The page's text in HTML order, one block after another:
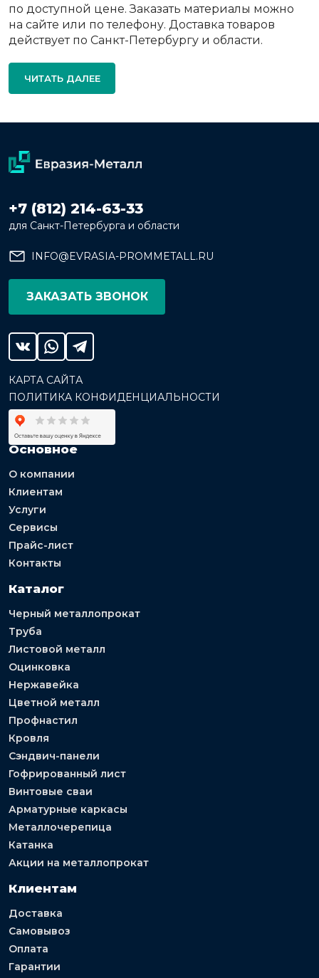
по доступной цене. Заказать материалы можно
на сайте или по телефону. Доставка товаров
действует по Санкт-Петербургу и области.
ЧИТАТЬ ДАЛЕЕ
+7 (812) 214-63-33
для Санкт-Петербурга и области
INFO@EVRASIA-PROMMETALL.RU
ЗАКАЗАТЬ ЗВОНОК
КАРТА САЙТА
ПОЛИТИКА КОНФИДЕНЦИАЛЬНОСТИ
Основное
О компании
Клиентам
Услуги
Сервисы
Прайс-лист
Контакты
Каталог
Черный металлопрокат
Труба
Листовой металл
Оцинковка
Нержавейка
Цветной металл
Профнастил
Кровля
Сэндвич-панели
Гофрированный лист
Винтовые сваи
Арматурные каркасы
Металлочерепица
Катанка
Акции на металлопрокат
Клиентам
Доставка
Самовывоз
Оплата
Гарантии